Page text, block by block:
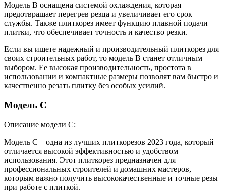
Модель B оснащена системой охлаждения, которая
предотвращает перегрев резца и увеличивает его срок
службы. Также плиткорез имеет функцию плавной подачи
плитки, что обеспечивает точность и качество резки.
Если вы ищете надежный и производительный плиткорез для
своих строительных работ, то модель B станет отличным
выбором. Ее высокая производительность, простота в
использовании и компактные размеры позволят вам быстро и
качественно резать плитку без особых усилий.
Модель C
Описание модели C:
Модель C – одна из лучших плиткорезов 2023 года, который
отличается высокой эффективностью и удобством
использования. Этот плиткорез предназначен для
профессиональных строителей и домашних мастеров,
которым важно получить высококачественные и точные резы
при работе с плиткой.